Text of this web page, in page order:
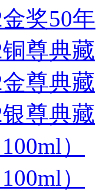
奖50年
尊典藏
尊典藏
尊典藏
）
）